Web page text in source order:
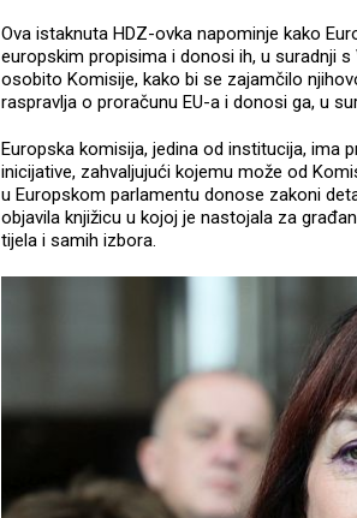
Ova istaknuta HDZ-ovka napominje kako
europskim propisima i donosi ih, u suradnji
osobito Komisije, kako bi se zajamčilo
raspravlja o proračunu EU-a i donosi ga, u
Europska komisija, jedina od institucija, ima
inicijative, zahvaljujući kojemu može od
u Europskom parlamentu donose zakoni
objavila knjižicu u kojoj je nastojala za
tijela i samih izbora.